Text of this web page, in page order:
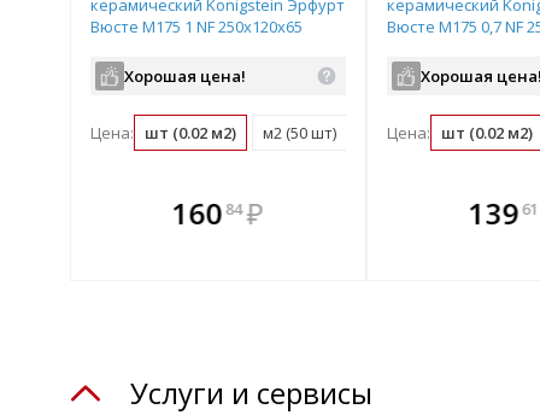
керамический Konigstein Эрфурт
Вюсте М175 1 NF 250х120х65
Хорошая цена!
Цена: шт (0.02 м2) м2 (50 шт) поддон (540 шт)
16084 ₽
В
всегда
керамический
Вюсте М175 0,7 NF
Хорошая цена!
Цена: шт (0.02 м2)
В комплекте
всегда выгоднее!
13961
Услуги и сервисы